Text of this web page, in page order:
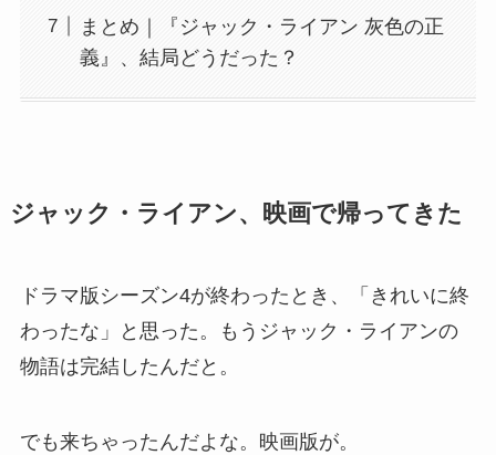
まとめ｜『ジャック・ライアン 灰色の正
義』、結局どうだった？
ジャック・ライアン、映画で帰ってきた
ドラマ版シーズン4が終わったとき、「きれいに終
わったな」と思った。もうジャック・ライアンの
物語は完結したんだと。
でも来ちゃったんだよな。映画版が。